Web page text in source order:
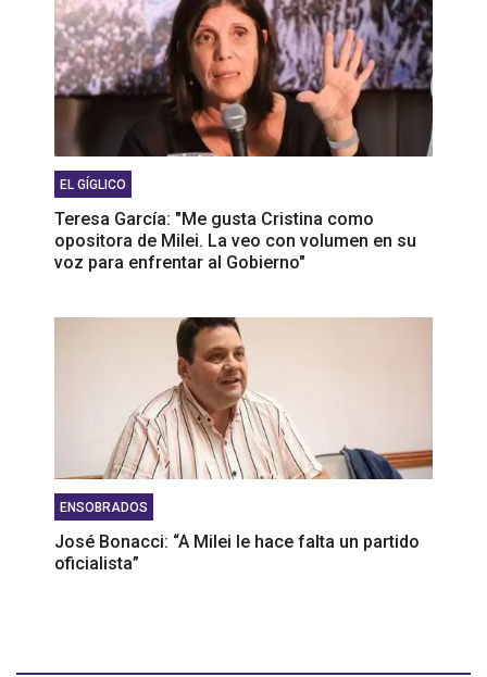
EL GÍGLICO
Teresa García: "Me gusta Cristina como
opositora de Milei. La veo con volumen en su
voz para enfrentar al Gobierno"
ENSOBRADOS
José Bonacci: “A Milei le hace falta un partido
oficialista”